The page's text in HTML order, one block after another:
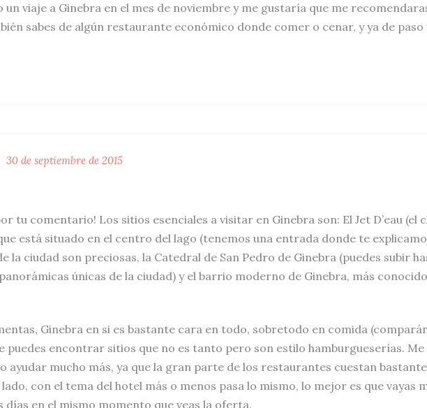
un viaje a Ginebra en el mes de noviembre y me gustaría que me
sabes de algún restaurante económico donde comer o cenar, y ya de paso
30 de septiembre de 2015
tu comentario! Los sitios esenciales a visitar en Ginebra son: El Jet D’eau (el
está situado en el centro del lago (tenemos una entrada donde te
la ciudad son preciosas, la Catedral de San Pedro de Ginebra (puedes subir
únicas de la ciudad) y el barrio moderno de Ginebra, más
Ginebra en si es bastante cara en todo, sobretodo en comida
puedes encontrar sitios que no es tanto pero son estilo hamburgueserías.
ayudar mucho más, ya que la gran parte de los restaurantes cuestan
con el tema del hotel más o menos pasa lo mismo, lo mejor es que vayas
días en el mismo momento que veas la oferta.